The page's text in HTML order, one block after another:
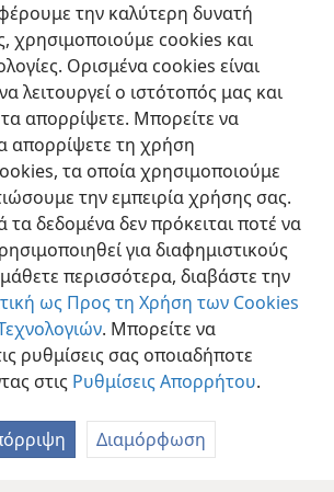
την καλύτερη δυνατή
χρησιμοποιούμε cookies και
Ορισμένα cookies είναι
λειτουργεί ο ιστότοπός μας και
απορρίψετε. Μπορείτε να
απορρίψετε τη χρήση
τα οποία χρησιμοποιούμε
την εμπειρία χρήσης σας.
δεδομένα δεν πρόκειται ποτέ να
για διαφημιστικούς
περισσότερα, διαβάστε την
ως Προς τη Χρήση των Cookies
. Μπορείτε να
ρυθμίσεις σας οποιαδήποτε
στις Ρυθμίσεις Απορρήτου.
Διαμόρφωση
κατεβαίνει σαν περιστέρι και να
+ 17 Και μια φωνή από τους
«Αυτός είναι ο Γιος μου
έχω επιδοκιμάσει».
+
Κοινή Χρήση Προτιμήσεις
Tower Bible and Tract Society of Pennsylvania
Πολιτική Απορρήτου
Ρυθμίσεις Απορρήτου
JW.ORG
Σύνδεση